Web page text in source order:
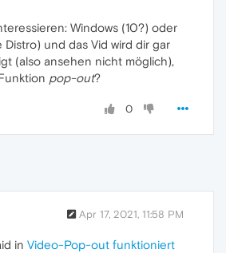
Windows (10?) oder
Distro) und das Vid wird dir gar
(also ansehen nicht möglich),
pop-out?
0
Apr 17, 2021, 11:58 PM
in Video-Pop-out funktioniert